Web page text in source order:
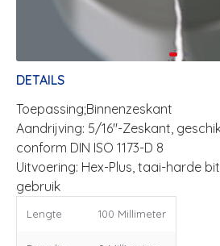
DETAILS
Toepassing;Binnenzeskant
Aandrijving: 5/16"-Zeskant,
conform DIN ISO 1173-D 8
Uitvoering: Hex-Plus, taai-harde
gebruik
Lengte 100 Millimeter